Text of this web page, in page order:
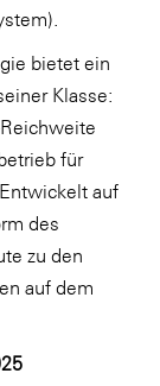
bietet ein
Klasse:
für
auf
des
zu den
auf dem